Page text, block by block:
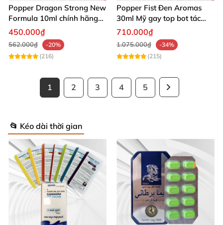
Popper Dragon Strong New
Formula 10ml chính hãng
Mỹ dành cho Top Bot
450.000₫
562.000₫
-20%
(216)
Popper Fist Đen Aromas
30ml Mỹ gay top bot tác
dụng mạnh
710.000₫
1.075.000₫
-34%
(215)
1 2 3 4 5
📂 Kéo dài thời gian